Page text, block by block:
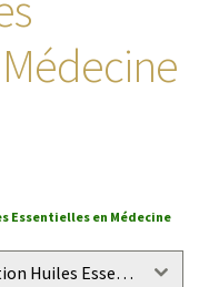
Essentielles en Médecine
Je souhaite m inscrire à la formation Huiles Essentielles en Médecine Chinoise en tant que